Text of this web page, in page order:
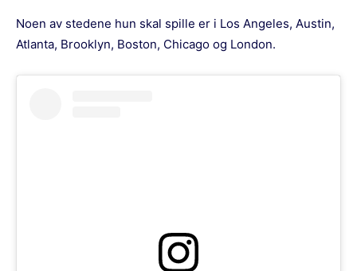
Noen av stedene hun skal spille er i Los Angeles, Austin,
Atlanta, Brooklyn, Boston, Chicago og London.